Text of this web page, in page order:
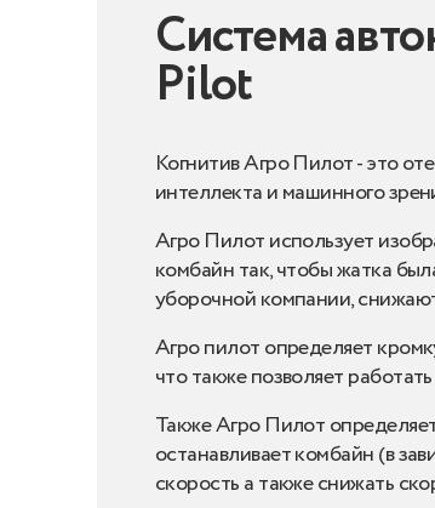
Система
Pilot
Когнитив Агро Пилот - это
интеллекта и машинного
Агро Пилот использует
комбайн так, чтобы жатка
уборочной компании,
Агро пилот определяет
что также позволяет
Также Агро Пилот
останавливает комбайн (в
скорость а также снижать